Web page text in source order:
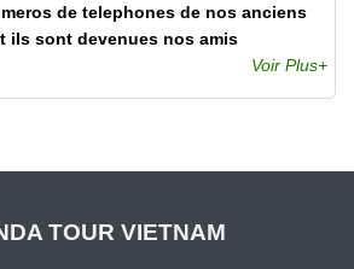
de telephones de nos anciens
ils sont devenues nos amis
Voir Plus+
TOUR VIETNAM